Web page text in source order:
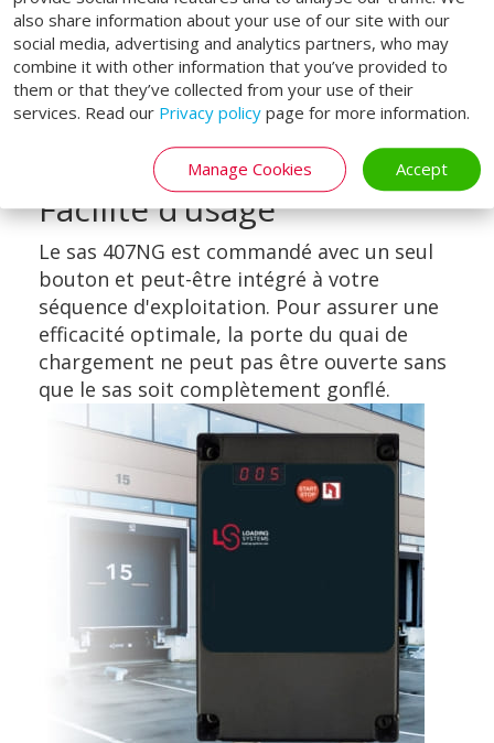
also share information about your use of our site with our
social media, advertising and analytics partners, who may
combine it with other information that you’ve provided to
them or that they’ve collected from your use of their
services. Read our Privacy policy page for more information.
Manage Cookies Accept
totalement derrière les bandes de
protection, ce qui ne compromet pas
l'esthétique du bâtiment et apporte au
conducteur une vue dégagée lors de
l’accostage.
Facilité d’usage
Le sas 407NG est commandé avec un seul
bouton et peut-être intégré à votre
séquence d'exploitation. Pour assurer une
efficacité optimale, la porte du quai de
chargement ne peut pas être ouverte sans
que le sas soit complètement gonflé.